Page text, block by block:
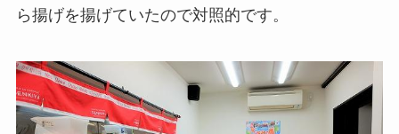
ら揚げを揚げていたので対照的です。